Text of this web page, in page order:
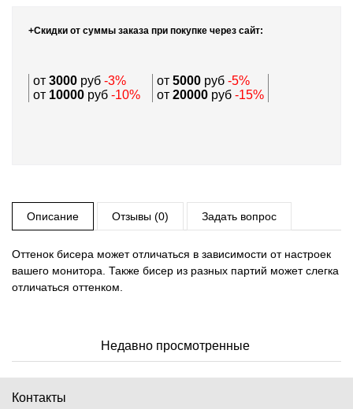
+Скидки от суммы заказа при покупке через сайт:
от 3000 руб -3% от 5000 руб -5%
от 10000 руб -10% от 20000 руб -15%
Описание Отзывы (0) Задать вопрос
Оттенок бисера может отличаться в зависимости от настроек
вашего монитора. Также бисер из разных партий может слегка
отличаться оттенком.
Недавно просмотренные
Контакты